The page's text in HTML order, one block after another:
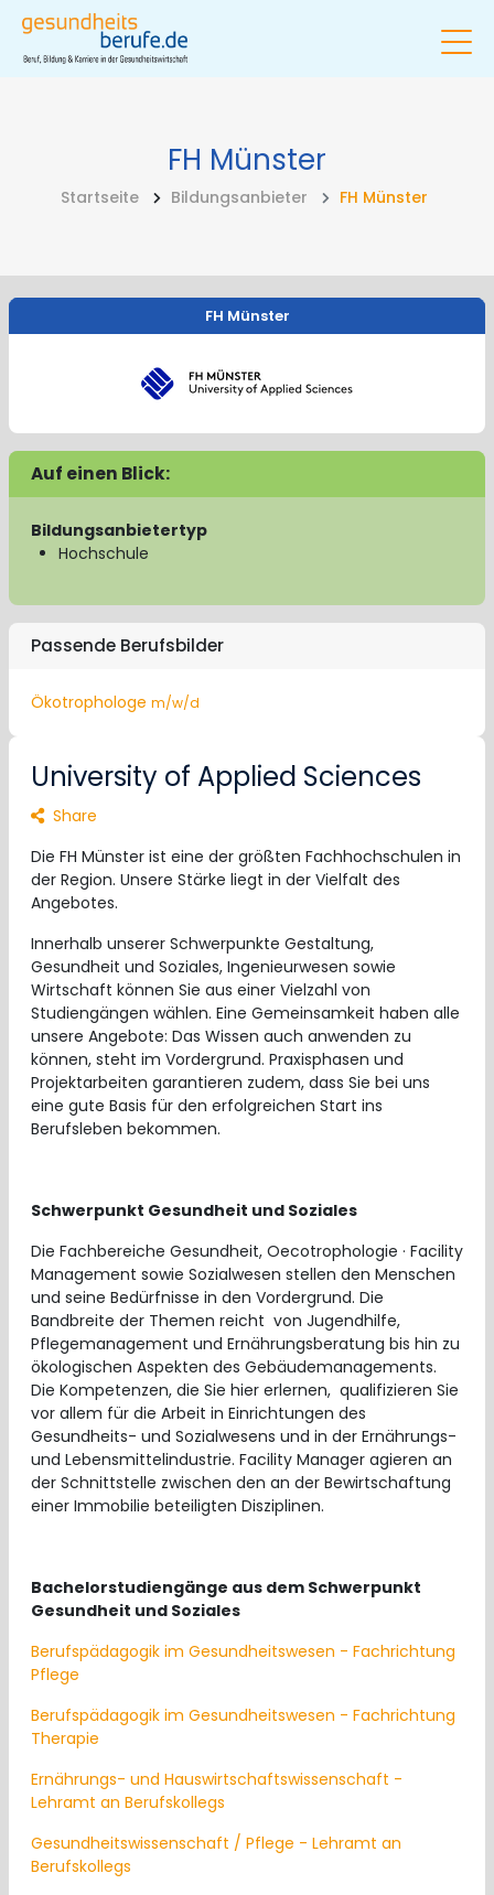
FH Münster
Startseite Bildungsanbieter FH Münster
FH Münster
Auf einen Blick:
Bildungsanbietertyp
Hochschule
Passende Berufsbilder
Ökotrophologe m/w/d
University of Applied Sciences
Share
Die FH Münster ist eine der größten Fachhochschulen in
der Region. Unsere Stärke liegt in der Vielfalt des
Angebotes.
Innerhalb unserer Schwerpunkte Gestaltung,
Gesundheit und Soziales, Ingenieurwesen sowie
Wirtschaft können Sie aus einer Vielzahl von
Studiengängen wählen. Eine Gemeinsamkeit haben alle
unsere Angebote: Das Wissen auch anwenden zu
können, steht im Vordergrund. Praxisphasen und
Projektarbeiten garantieren zudem, dass Sie bei uns
eine gute Basis für den erfolgreichen Start ins
Berufsleben bekommen.
Schwerpunkt Gesundheit und Soziales
Die Fachbereiche Gesundheit, Oecotrophologie · Facility
Management sowie Sozialwesen stellen den Menschen
und seine Bedürfnisse in den Vordergrund. Die
Bandbreite der Themen reicht von Jugendhilfe,
Pflegemanagement und Ernährungsberatung bis hin zu
ökologischen Aspekten des Gebäudemanagements.
Die Kompetenzen, die Sie hier erlernen, qualifizieren Sie
vor allem für die Arbeit in Einrichtungen des
Gesundheits- und Sozialwesens und in der Ernährungs-
und Lebensmittelindustrie. Facility Manager agieren an
der Schnittstelle zwischen den an der Bewirtschaftung
einer Immobilie beteiligten Disziplinen.
Bachelorstudiengänge aus dem Schwerpunkt
Gesundheit und Soziales
Berufspädagogik im Gesundheitswesen - Fachrichtung
Pflege
Berufspädagogik im Gesundheitswesen - Fachrichtung
Therapie
Ernährungs- und Hauswirtschaftswissenschaft -
Lehramt an Berufskollegs
Gesundheitswissenschaft / Pflege - Lehramt an
Berufskollegs